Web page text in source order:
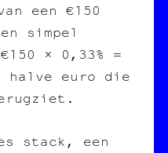
een €150
simpel
× 0,33% =
halve euro die
stack, een